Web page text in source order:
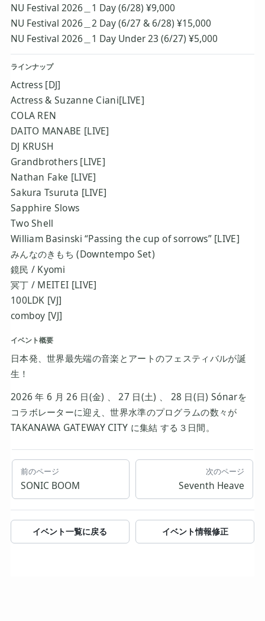
NU Festival 2026＿1 Day (6/28) ¥9,000
NU Festival 2026＿2 Day (6/27 & 6/28) ¥15,000
NU Festival 2026＿1 Day Under 23 (6/27) ¥5,000
ラインナップ
Actress [DJ]
Actress & Suzanne Ciani[LIVE]
COLA REN
DAITO MANABE [LIVE]
DJ KRUSH
Grandbrothers [LIVE]
Nathan Fake [LIVE]
Sakura Tsuruta [LIVE]
Sapphire Slows
Two Shell
William Basinski “Passing the cup of sorrows” [LIVE]
みんなのきもち (Downtempo Set)
鏡民 / Kyomi
冥丁 / MEITEI [LIVE]
100LDK [VJ]
comboy [VJ]
イベント概要
日本発、世界最先端の音楽とアートのフェスティバルが誕
生！
2026 年 6 月 26 日(金) 、 27 日(土) 、 28 日(日) Sónarを
コラボレーターに迎え、世界水準のプログラムの数々が
TAKANAWA GATEWAY CITY に集結 する３日間。
前のページ
SONIC BOOM
次のページ
Seventh Heave
イベント一覧に戻る イベント情報修正